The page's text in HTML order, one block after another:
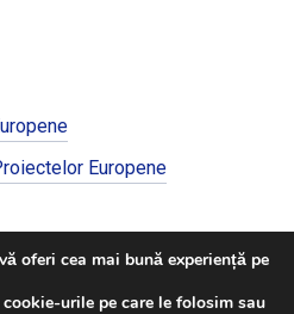
Europene
Europeană,
mfe.gov.ro/
oferi cea mai bună experiență pe
urile pe care le folosim sau